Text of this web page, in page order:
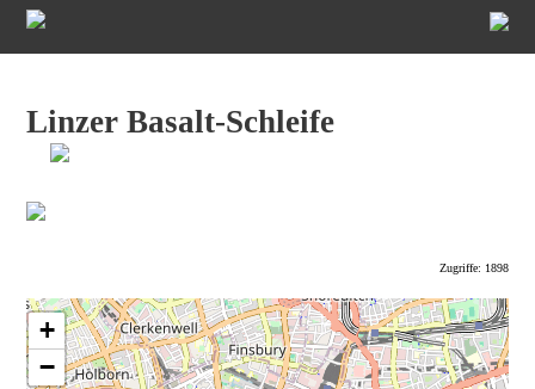
Linzer Basalt-Schleife
Zugriffe: 1898
+
−